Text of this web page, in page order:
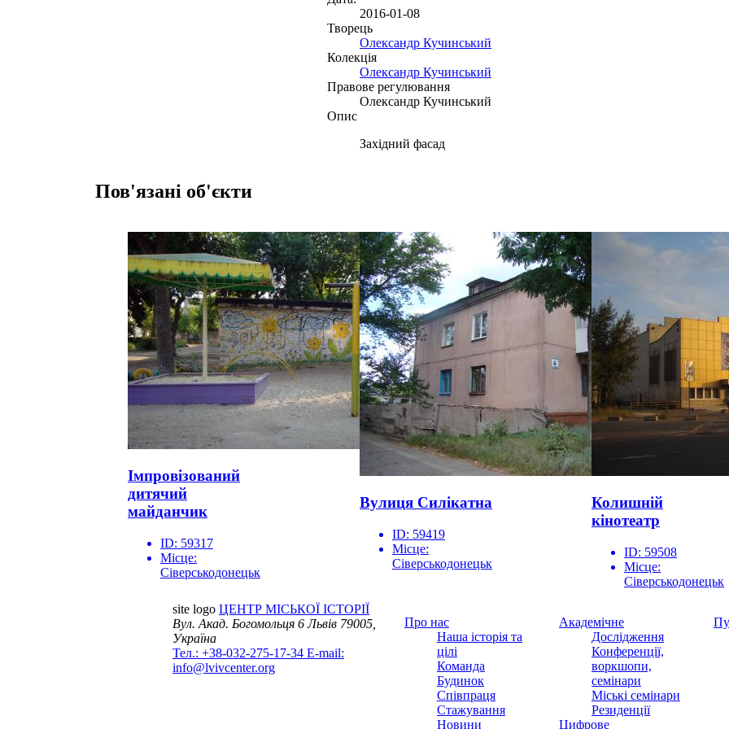
2016-01-08
Творець
Олександр Кучинський
Колекція
Олександр Кучинський
Правове регулювання
Олександр Кучинський
Опис
Західний фасад
Пов'язані об'єкти
Імпровізований
дитячий
майданчик
ID: 59317
Місце:
Сіверськодонецьк
Вулиця Силікатна
ID: 59419
Місце:
Сіверськодонецьк
Колишній
кінотеатр
ID: 59508
Місце:
Сіверськодонецьк
site logo ЦЕНТР МІСЬКОЇ ІСТОРІЇ
Вул. Акад. Богомольця 6Львів 79005,
Україна
Тел.: +38-032-275-17-34 E-mail:
info@lvivcenter.org
Про нас
Наша історія та
цілі
Команда
Будинок
Співпраця
Стажування
Новини
Академічне
Дослідження
Конференції,
воркшопи,
семінари
Міські семінари
Резиденції
Цифрове